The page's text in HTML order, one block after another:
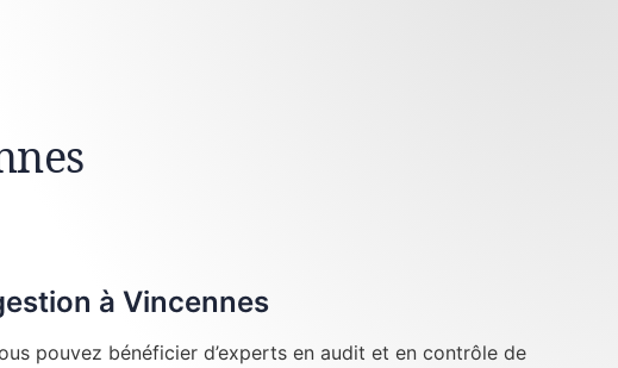
à Vincennes
pouvez bénéficier d’experts en audit et en contrôle de